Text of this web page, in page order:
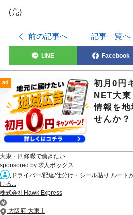
(亮)
前の記事へ 記事一覧へ
LINE Facebook
ad
初月0円
NET大
情報を地
せんか？
大東・四條畷で働きたい
sponsored by 求人ボックス
ドライバー/配達/仕分け・シール貼り ルート
ける...
株式会社Hawk Express
大阪府 大東市